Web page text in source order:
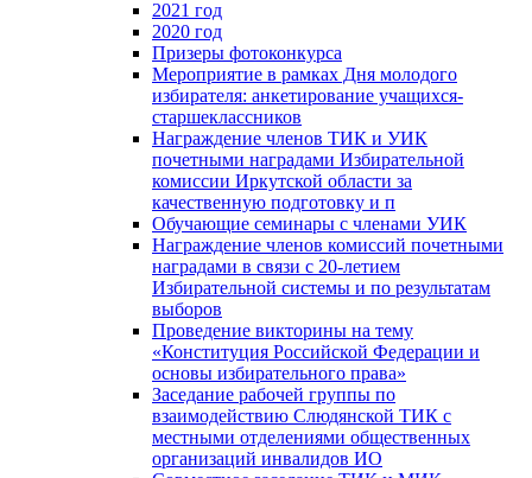
2021 год
2020 год
Призеры фотоконкурса
Мероприятие в рамках Дня молодого
избирателя: анкетирование учащихся-
старшеклассников
Награждение членов ТИК и УИК
почетными наградами Избирательной
комиссии Иркутской области за
качественную подготовку и п
Обучающие семинары с членами УИК
Награждение членов комиссий почетными
наградами в связи с 20-летием
Избирательной системы и по результатам
выборов
Проведение викторины на тему
«Конституция Российской Федерации и
основы избирательного права»
Заседание рабочей группы по
взаимодействию Слюдянской ТИК с
местными отделениями общественных
организаций инвалидов ИО